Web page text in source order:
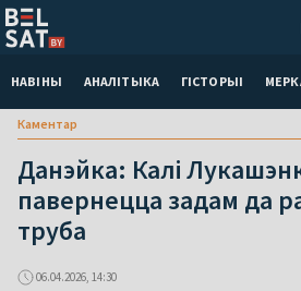
НАВІНЫ АНАЛІТЫКА ГІСТОРЫІ
Каментар
Данэйка: Калі
павернецца задам да
труба
06.04.2026, 14:30